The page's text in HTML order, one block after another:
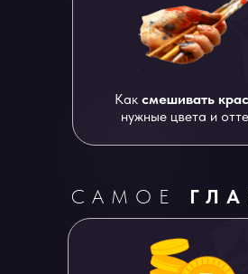
Как смешивать
нужные цвета и
САМОЕ